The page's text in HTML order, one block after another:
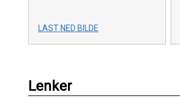
LAST NED BILDE
Lenker